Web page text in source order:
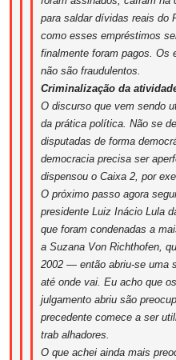
para saldar dívidas reais do
como esses empréstimos
finalmente foram pagos. Os
não são fraudulentos.
Criminalização da
O discurso que vem sendo
da prática política. Não se
disputadas de forma
democracia precisa ser
dispensou o Caixa 2, por
O próximo passo agora
presidente Luiz Inácio Lula
que foram condenadas a
a Suzana Von Richthofen,
2002 — então abriu-se uma
até onde vai. Eu acho que
julgamento abriu são
precedente comece a ser
trab alhadores.
O que achei ainda mais